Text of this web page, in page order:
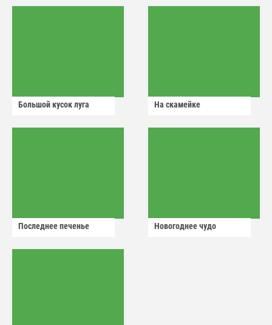
Большой кусок луга На скамейке
Последнее печенье Новогоднее чудо